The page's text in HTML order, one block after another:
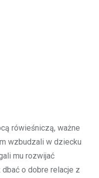
rówieśniczą, ważne
wzbudzali w dziecku
mu rozwijać
o dobre relacje z